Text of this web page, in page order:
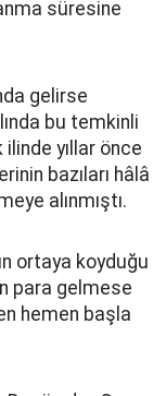
süresine
gelirse
bu temkinli
yıllar önce
bazıları hâlâ
alınmıştı.
ortaya koyduğu
para gelmese
hemen başla